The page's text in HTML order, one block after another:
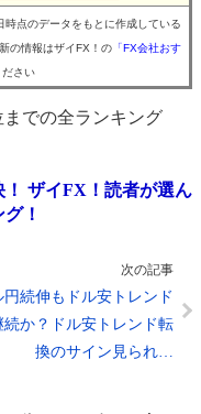
点のデータをもとに作成している
の情報はザイFX！の 「FX会社おす
ださい
での全ランキング
ザイFX！読者が選ん
！
次の記事
円続伸もドル安トレンド
続か？ドル安トレンド転
換のサイン見られ…